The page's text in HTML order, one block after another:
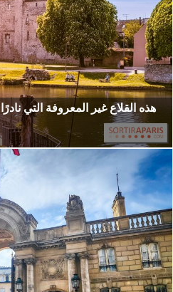
هذه القلاع غير المعروفة التي